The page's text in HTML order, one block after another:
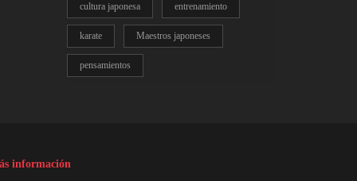
cultura japonesa entrenamiento
karate Maestros japoneses
pensamientos
información